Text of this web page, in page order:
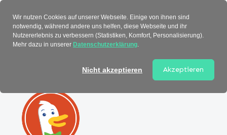
Kategorie> DuckDuckGo Privacy
Wir nutzen Cookies auf unserer Webseite. Einige von ihnen sind
notwendig, während andere uns helfen, diese Webseite und ihr
Nutzererlebnis zu verbessern (Statistiken, Komfort, Personalisierung).
Mehr dazu in unserer Datenschutzerklärung.
Nicht akzeptieren Akzeptieren